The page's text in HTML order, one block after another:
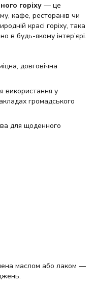
горіху — це
кафе, ресторанів чи
красі горіху, така
в будь-якому інтер’єрі.
довговічна
використання у
громадського
для щоденного
маслом або лаком —